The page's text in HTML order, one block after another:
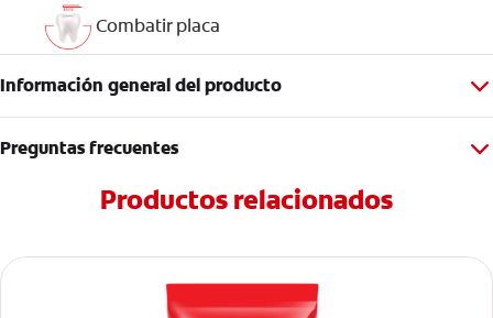
Combatir placa
Información general del producto
Preguntas frecuentes
Productos relacionados